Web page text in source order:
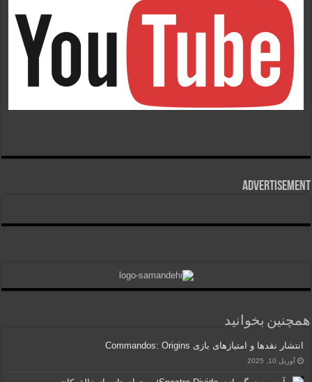
Advertisement
همچنین بخوانید
انتشار نقدها و امتیازهای بازی Commandos: Origins
آوریل 10, 2025